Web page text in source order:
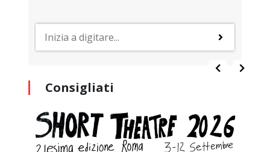
Consigliati